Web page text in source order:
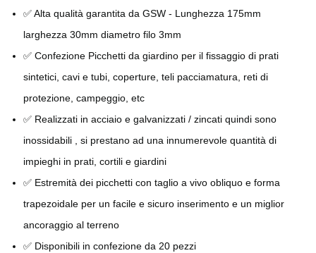
✅ Alta qualità garantita da GSW - Lunghezza 175mm
larghezza 30mm diametro filo 3mm
✅ Confezione Picchetti da giardino per il fissaggio di prati
sintetici, cavi e tubi, coperture, teli pacciamatura, reti di
protezione, campeggio, etc
✅ Realizzati in acciaio e galvanizzati / zincati quindi sono
inossidabili , si prestano ad una innumerevole quantità di
impieghi in prati, cortili e giardini
✅ Estremità dei picchetti con taglio a vivo obliquo e forma
trapezoidale per un facile e sicuro inserimento e un miglior
ancoraggio al terreno
✅ Disponibili in confezione da 20 pezzi